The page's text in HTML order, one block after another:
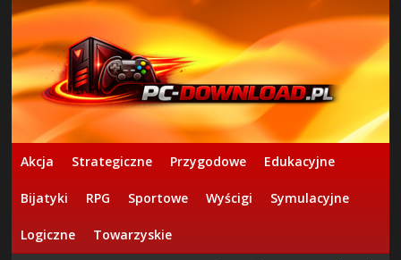
Akcja Strategiczne Przygodowe Edukacyjne
Bijatyki RPG Sportowe Wyścigi Symulacyjne
Logiczne Towarzyskie